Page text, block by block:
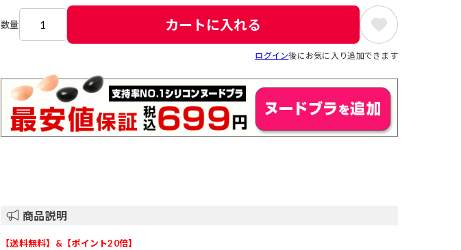
数量 カートに入れる
ログイン後にお気に入り追加できます
商品説明
【送料無料】&【ポイント20倍】